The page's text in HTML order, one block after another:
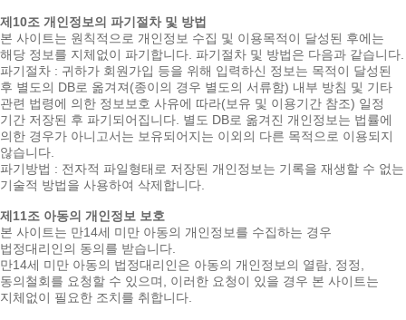
제10조 개인정보의 파기절차 및 방법
본 사이트는 원칙적으로 개인정보 수집 및 이용목적이 달성된 후에는
해당 정보를 지체없이 파기합니다. 파기절차 및 방법은 다음과 같습니다.
파기절차 : 귀하가 회원가입 등을 위해 입력하신 정보는 목적이 달성된
후 별도의 DB로 옮겨져(종이의 경우 별도의 서류함) 내부 방침 및 기타
관련 법령에 의한 정보보호 사유에 따라(보유 및 이용기간 참조) 일정
기간 저장된 후 파기되어집니다. 별도 DB로 옮겨진 개인정보는 법률에
의한 경우가 아니고서는 보유되어지는 이외의 다른 목적으로 이용되지
않습니다.
파기방법 : 전자적 파일형태로 저장된 개인정보는 기록을 재생할 수 없는
기술적 방법을 사용하여 삭제합니다.
제11조 아동의 개인정보 보호
본 사이트는 만14세 미만 아동의 개인정보를 수집하는 경우
법정대리인의 동의를 받습니다.
만14세 미만 아동의 법정대리인은 아동의 개인정보의 열람, 정정,
동의철회를 요청할 수 있으며, 이러한 요청이 있을 경우 본 사이트는
지체없이 필요한 조치를 취합니다.